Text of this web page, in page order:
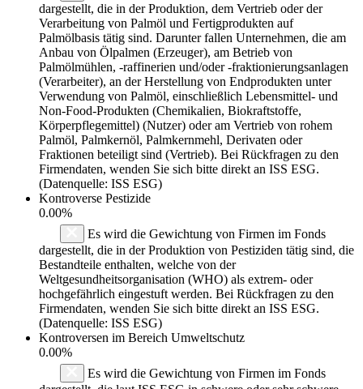
dargestellt, die in der Produktion, dem Vertrieb oder der
Verarbeitung von Palmöl und Fertigprodukten auf
Palmölbasis tätig sind. Darunter fallen Unternehmen, die am
Anbau von Ölpalmen (Erzeuger), am Betrieb von
Palmölmühlen, -raffinerien und/oder -fraktionierungsanlagen
(Verarbeiter), an der Herstellung von Endprodukten unter
Verwendung von Palmöl, einschließlich Lebensmittel- und
Non-Food-Produkten (Chemikalien, Biokraftstoffe,
Körperpflegemittel) (Nutzer) oder am Vertrieb von rohem
Palmöl, Palmkernöl, Palmkernmehl, Derivaten oder
Fraktionen beteiligt sind (Vertrieb). Bei Rückfragen zu den
Firmendaten, wenden Sie sich bitte direkt an ISS ESG.
(Datenquelle: ISS ESG)
Kontroverse Pestizide
0.00%
Es wird die Gewichtung von Firmen im Fonds
dargestellt, die in der Produktion von Pestiziden tätig sind, die
Bestandteile enthalten, welche von der
Weltgesundheitsorganisation (WHO) als extrem- oder
hochgefährlich eingestuft werden. Bei Rückfragen zu den
Firmendaten, wenden Sie sich bitte direkt an ISS ESG.
(Datenquelle: ISS ESG)
Kontroversen im Bereich Umweltschutz
0.00%
Es wird die Gewichtung von Firmen im Fonds